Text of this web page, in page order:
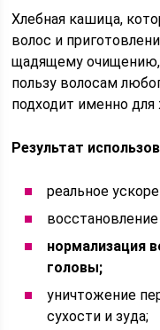
Хлебная кашица,
волос и
щадящему очищению,
пользу волосам
подходит именно
Результат
реальное
нормализация
головы;
уничтожение
сухости и зуда;